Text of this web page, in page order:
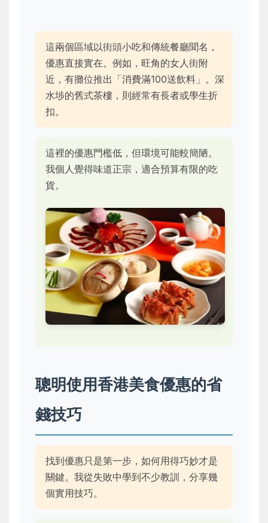
這兩個區域以街頭小吃和傳統餐廳聞名，
優惠直接實在。例如，旺角的女人街附
近，有攤位推出「消費滿100送飲料」。深
水埗的舊式茶樓，則經常有長者或學生折
扣。
這裡的優惠門檻低，但環境可能較簡陋。
我個人覺得味道正宗，適合預算有限的吃
貨。
聰明使用香港美食優惠的省
錢技巧
找到優惠只是第一步，如何用得巧妙才是
關鍵。我從失敗中學到不少教訓，分享幾
個實用技巧。